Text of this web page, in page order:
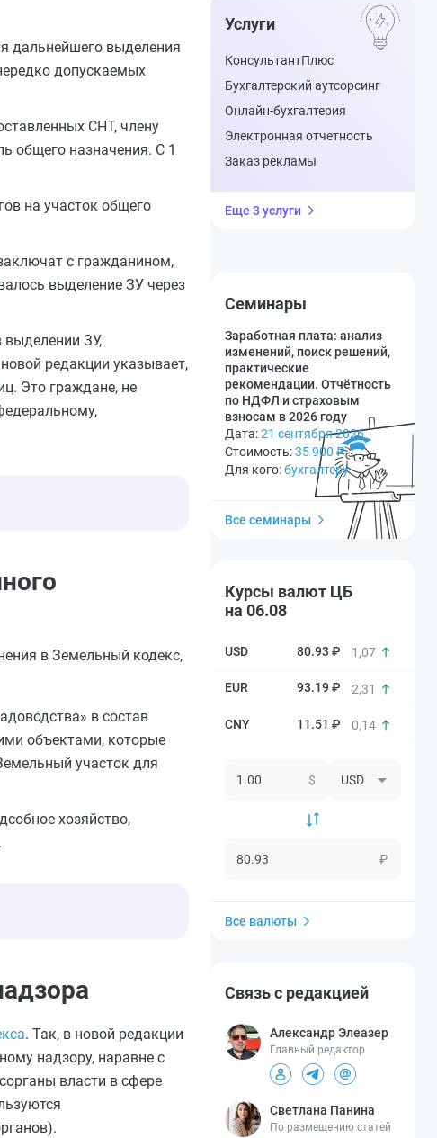
дальнейшего выделения
допускаемых
СНТ, члену
общего назначения. С 1
на участок общего
с гражданином,
выделение ЗУ через
выделении ЗУ,
редакции указывает,
Это граждане, не
в Земельный кодекс,
в состав
объектами, которые
участок для
хозяйство,
. Так, в новой редакции
надзору, наравне с
власти в сфере
Услуги
КонсультантПлюс
Бухгалтерский аутсорсинг
Онлайн-бухгалтерия
Электронная отчетность
Заказ рекламы
Еще 3 услуги
Семинары
Заработная плата: анализ
изменений, поиск решений,
практические
рекомендации. Отчётность
по НДФЛ и страховым
взносам в 2026 году
Дата:21 сентября 2026
Стоимость:35 900 ₽
Для кого:бухгалтеру
Все семинары
Курсы валют ЦБ
на 06.08
80.93 ₽ 1,07
93.19 ₽ 2,31
11.51 ₽ 0,14
$
₽
Все валюты
Связь с редакцией
Александр Элеазер
Главный редактор
Светлана Панина
По размещению статей